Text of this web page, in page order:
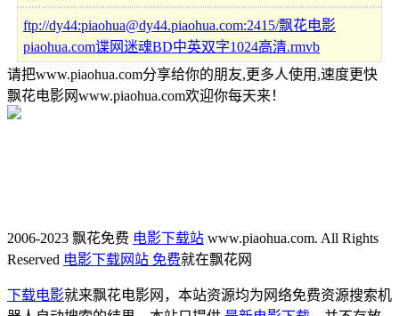
ftp://dy44:piaohua@dy44.piaohua.com:2415/飘花电影
piaohua.com谍网迷魂BD中英双字1024高清.rmvb
请把www.piaohua.com分享给你的朋友,更多人使用,速度更快
飘花电影网www.piaohua.com欢迎你每天来！
2006-2023 飘花免费 电影下载站 www.piaohua.com. All Rights
Reserved 电影下载网站 免费就在飘花网
下载电影就来飘花电影网，本站资源均为网络免费资源搜索机